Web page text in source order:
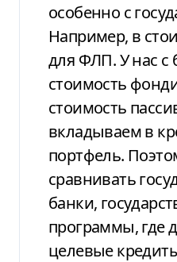
особенно с
Например, в
для ФЛП. У нас с
стоимость
стоимость
вкладываем в
портфель.
сравнивать
банки,
программы, где
целевые